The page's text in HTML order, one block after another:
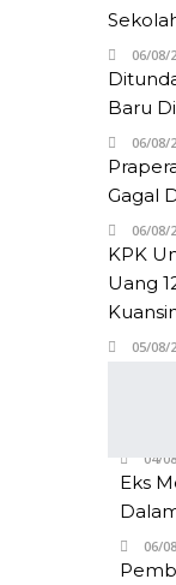
06/08/
Baru
06/08/
Gagal
06/08/
KPK
Uang
05/08/
04/
Eks
06/